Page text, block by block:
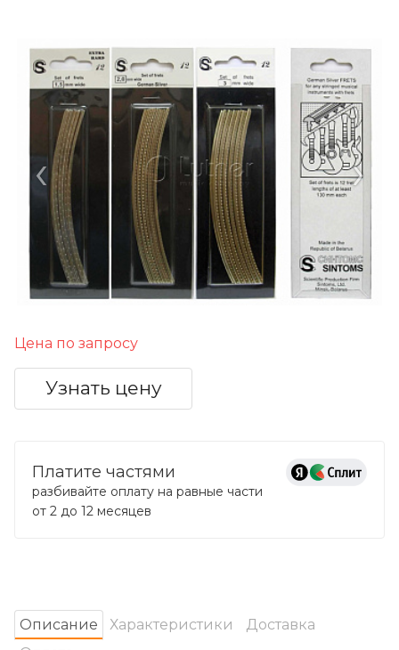
‹ ›
Цена по запросу
Узнать цену
Платите частями
разбивайте оплату на равные части
от 2 до 12 месяцев
Oписание Характеристики
Доставка